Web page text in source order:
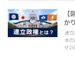
か
連
本
ぜ